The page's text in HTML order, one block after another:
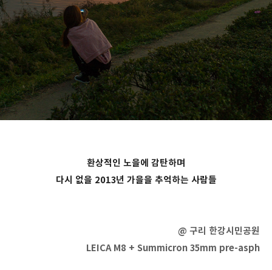
환상적인 노을에 감탄하며
다시 없을 2013년 가을을 추억하는 사람들
@ 구리 한강시민공원
LEICA M8 + Summicron 35mm pre-asph